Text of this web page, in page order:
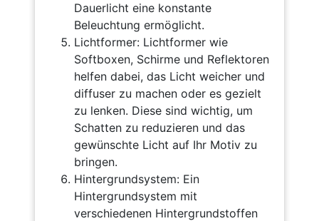
Dauerlicht eine konstante
Beleuchtung ermöglicht.
Lichtformer: Lichtformer wie
Softboxen, Schirme und Reflektoren
helfen dabei, das Licht weicher und
diffuser zu machen oder es gezielt
zu lenken. Diese sind wichtig, um
Schatten zu reduzieren und das
gewünschte Licht auf Ihr Motiv zu
bringen.
Hintergrundsystem: Ein
Hintergrundsystem mit
verschiedenen Hintergrundstoffen